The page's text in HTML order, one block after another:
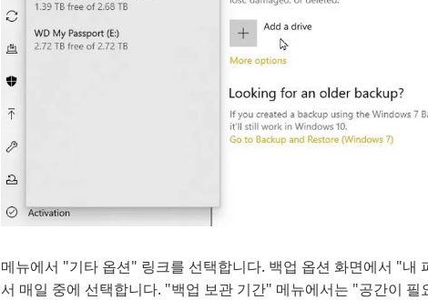
메뉴에서 "기타 옵션" 링크를 선택합니다. 백업 옵션 화면에서 "내
서 매일 중에 선택합니다. "백업 보관 기간" 메뉴에서는 "공간이